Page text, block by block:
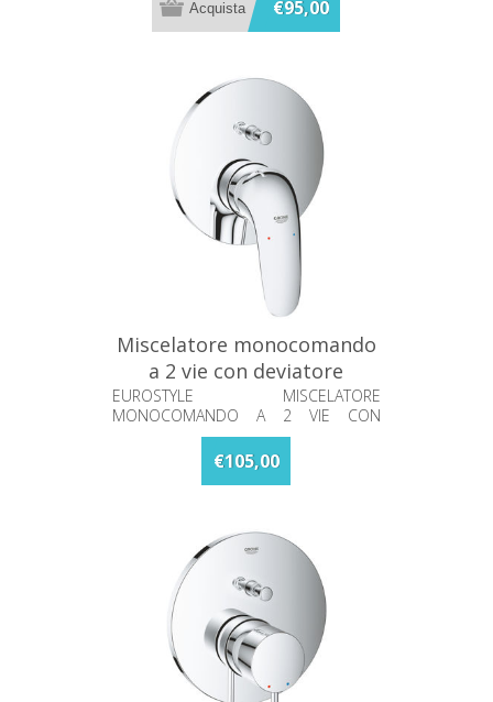
€95,00
Miscelatore monocomando
a 2 vie con deviatore
Eurostyle Grohe 24047003
EUROSTYLE MISCELATORE
MONOCOMANDO A 2 VIE CON
€105,00